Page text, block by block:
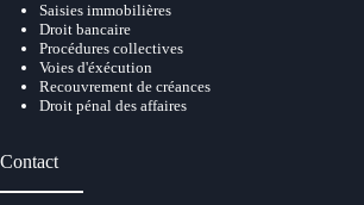
Saisies immobilières
Droit bancaire
Procédures collectives
Voies d'éxécution
Recouvrement de créances
Droit pénal des affaires
Contact